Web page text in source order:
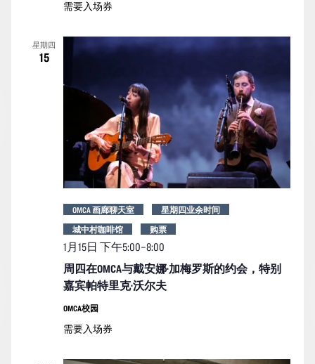
需要入场券
星期四
15
周四在OMCA与戴安娜·加梅罗斯的约会，特别
嘉宾帕特里克·沃尔夫
1月15日 下午5:00–8:00
OMCA 画廊聊天室
星期四业余时间
城中村咖啡馆
购票
OMCA校园
需要入场券